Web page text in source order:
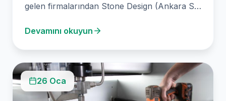
gelen firmalarından Stone Design (Ankara Su
Devamını okuyun
26 Oca